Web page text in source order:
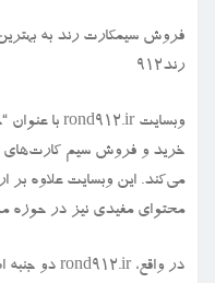
فروش سیمكارت رند به
رند912
می‌کند. این وبسایت علاوه بر
محتوای مفیدی نیز در حوزه
در واقع، rond912.ir دو جنبه اصلی دارد: